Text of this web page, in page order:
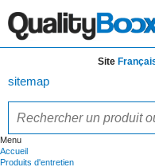
SiteFrançais
sitemap
Menu
Accueil
Produits d'entretien